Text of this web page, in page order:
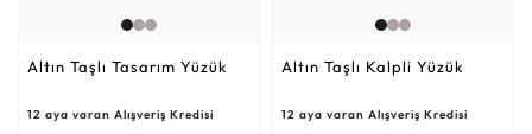
Altın Taşlı Tasarım Yüzük
12 aya varan Alışveriş Kredisi
Altın Taşlı Kalpli Yüzük
12 aya varan Alışveriş Kredisi